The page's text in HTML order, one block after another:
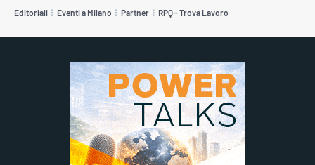
Editoriali Eventi a Milano Partner RPQ - Trova Lavoro